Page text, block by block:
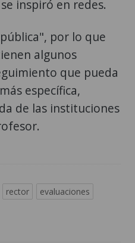
inspiró en redes.
por lo que
algunos
que pueda
específica,
de las instituciones
rector
evaluaciones